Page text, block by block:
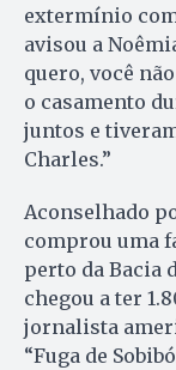
extermínio com
avisou a
quero, você
o casamento
juntos e
Charles.”
Aconselhado
comprou uma
perto da Bacia
chegou a ter
jornalista
“Fuga de